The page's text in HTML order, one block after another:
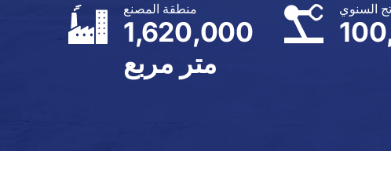
منطقة المصنع
1,620,000
متر مربع
السنوي